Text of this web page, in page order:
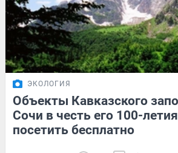
ЭКОЛОГИЯ
Объекты Кавказского
Сочи в честь его 100-
посетить бесплатно